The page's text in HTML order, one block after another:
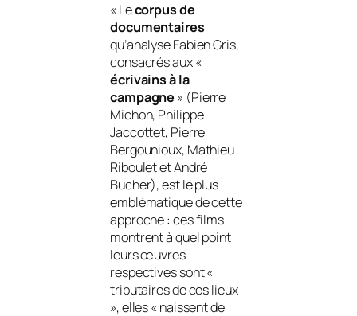
« Lecorpus de
documentaires
qu’analyse Fabien Gris,
consacrés aux «
écrivains à la
campagne » (Pierre
Michon, Philippe
Jaccottet, Pierre
Bergounioux, Mathieu
Riboulet et André
Bucher), est le plus
emblématique de cette
approche : ces films
montrent à quel point
leurs œuvres
respectives sont «
tributaires de ces lieux
», elles «naissent de